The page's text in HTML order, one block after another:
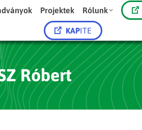
Projektek Rólunk
KAPITE
Róbert